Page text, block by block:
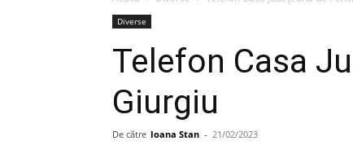
Diverse
Telefon Casa
Giurgiu
De către Ioana Stan - 21/02/2023